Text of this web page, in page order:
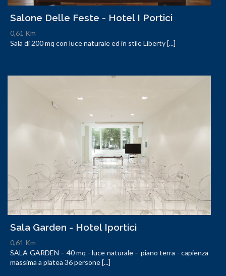
Salone Delle Feste - Hotel I Portici
0,61 Km
Sala di 200 mq con luce naturale ed in stile Liberty [...]
Sala Garden - Hotel Iportici
0,61 Km
SALA GARDEN – 40 mq - luce naturale – piano terra - capienza
massima a platea 36 persone [...]